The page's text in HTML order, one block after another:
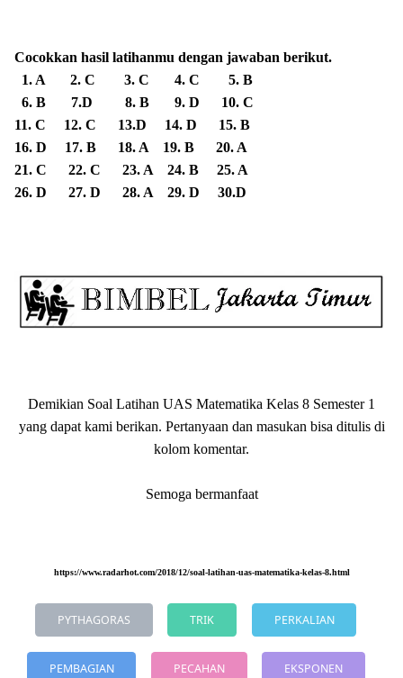
Cocokkan hasil latihanmu dengan jawaban berikut.
1. A 2. C 3. C 4. C 5. B
6. B 7.D 8. B 9. D 10. C
11. C 12. C 13.D 14. D 15. B
16. D 17. B 18. A 19. B 20. A
21. C 22. C 23. A 24. B 25. A
26. D 27. D 28. A 29. D 30.D
Demikian Soal Latihan UAS Matematika Kelas 8 Semester 1
yang dapat kami berikan. Pertanyaan dan masukan bisa ditulis di
kolom komentar.
Semoga bermanfaat
https://www.radarhot.com/2018/12/soal-latihan-uas-matematika-kelas-8.html
PYTHAGORAS TRIK PERKALIAN
PEMBAGIAN PECAHAN EKSPONEN